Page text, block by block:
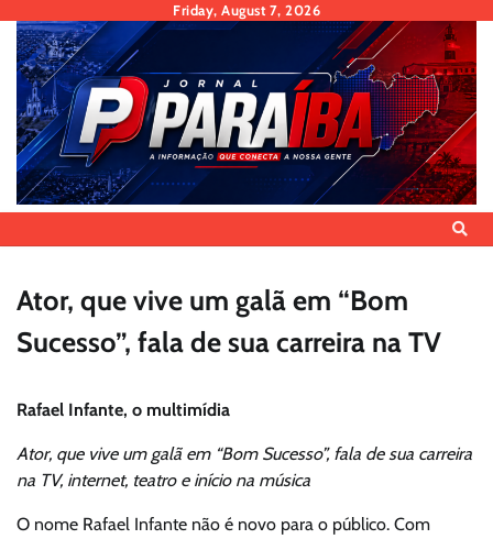
content
Friday, August 7, 2026
Ator, que vive um galã em “Bom
Sucesso”, fala de sua carreira na TV
Rafael Infante, o multimídia
Ator, que vive um galã em “Bom Sucesso”, fala de sua carreira
na TV, internet, teatro e início na música
O nome Rafael Infante não é novo para o público. Com